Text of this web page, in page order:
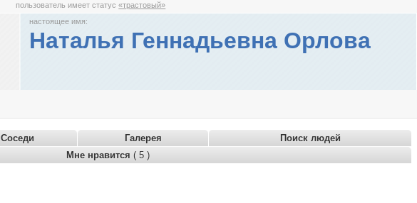
пользователь имеет статус«трастовый»
настоящее имя:
Наталья Геннадьевна Орлова
Соседи Галерея
Поиск людей
Мне нравится ( 5 )